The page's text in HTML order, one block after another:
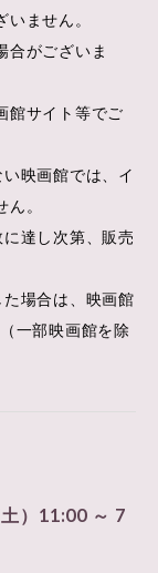
ません。
合がございま
館サイト等でご
映画館では、イ
。
達し次第、販売
場合は、映画館
一部映画館を除
）11:00 ～ 7